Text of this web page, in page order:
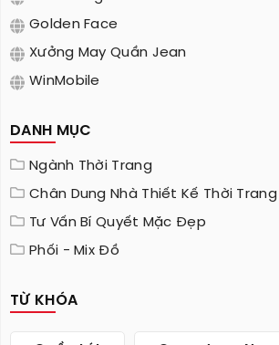
Golden Face
Xưởng May Quần Jean
WinMobile
DANH MỤC
Ngành Thời Trang
Chân Dung Nhà Thiết Kế Thời Trang
Tư Vấn Bí Quyết Mặc Đẹp
Phối - Mix Đồ
TỪ KHÓA